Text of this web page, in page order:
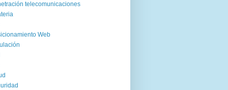
telecomunicaciones
Web